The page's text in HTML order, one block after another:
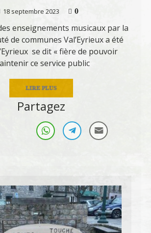
18 septembre 2023
0
enseignements musicaux par la
de communes Val’Eyrieux a été
se dit « fière de pouvoir
ce service public
LIRE PLUS
Partagez